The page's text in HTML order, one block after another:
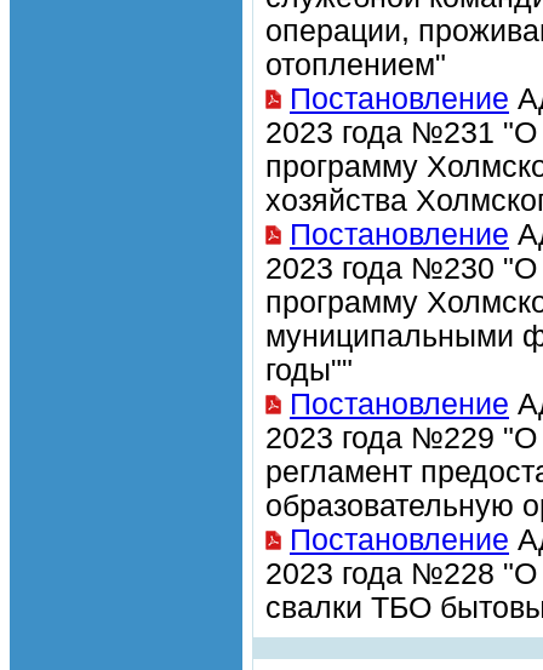
операции,
отоплением"
Постановление
2023 года №231 "О
программу
хозяйства
Постановление
2023 года №230 "О
программу
муниципальными
годы""
Постановление
2023 года №229 "О
регламент
образовательную
Постановление
2023 года №228 "О
свалки ТБО